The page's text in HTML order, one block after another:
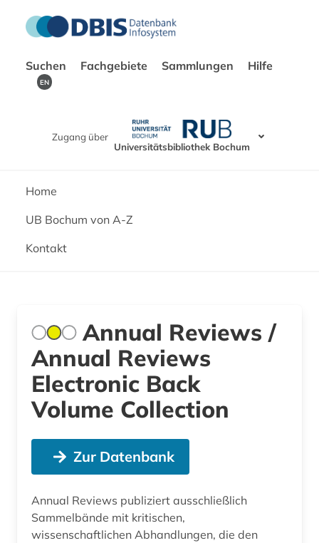
Suchen Fachgebiete Sammlungen Hilfe
EN
Zugang über
Universitätsbibliothek Bochum
Home
UB Bochum von A-Z
Kontakt
Annual Reviews /
Annual Reviews
Electronic Back
Volume Collection
Zur Datenbank
Annual Reviews publiziert ausschließlich
Sammelbände mit kritischen,
wissenschaftlichen Abhandlungen, die den